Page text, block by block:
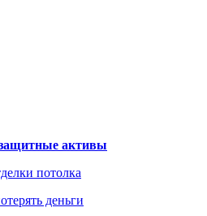
защитные активы
потолка
деньги